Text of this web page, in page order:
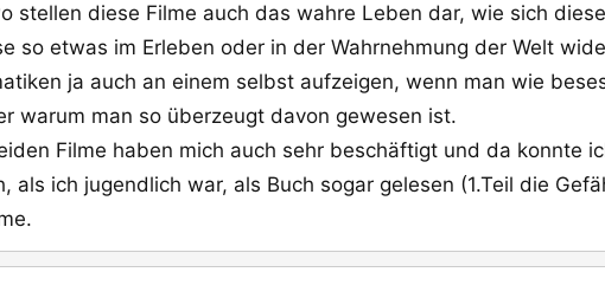
stellen diese Filme auch das wahre Leben dar, wie sich
so etwas im Erleben oder in der Wahrnehmung der Welt
ja auch an einem selbst aufzeigen, wenn man wie
warum man so überzeugt davon gewesen ist.
Filme haben mich auch sehr beschäftigt und da konnte
als ich jugendlich war, als Buch sogar gelesen (1.Teil die